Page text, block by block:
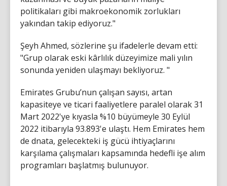
politikaları gibi makroekonomik zorlukları
yakından takip ediyoruz."
Şeyh Ahmed, sözlerine şu ifadelerle devam etti:
"Grup olarak eski kârlılık düzeyimize mali yılın
sonunda yeniden ulaşmayı bekliyoruz. "
Emirates Grubu’nun çalışan sayısı, artan
kapasiteye ve ticari faaliyetlere paralel olarak 31
Mart 2022'ye kıyasla %10 büyümeyle 30 Eylül
2022 itibarıyla 93.893'e ulaştı. Hem Emirates hem
de dnata, gelecekteki iş gücü ihtiyaçlarını
karşılama çalışmaları kapsamında hedefli işe alım
programları başlatmış bulunuyor.